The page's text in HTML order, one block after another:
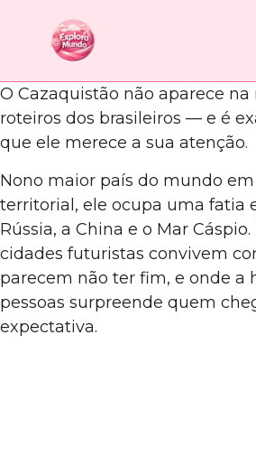
O Cazaquistão não aparece na
roteiros dos brasileiros — e é
que ele merece a sua atenção.
Nono maior país do mundo
territorial, ele ocupa uma fatia
Rússia, a China e o Mar
cidades futuristas convivem
parecem não ter fim, e onde a
pessoas surpreende quem
expectativa.